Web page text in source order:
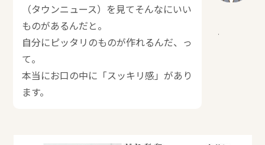
（タウンニュース）を見てそんなにいい
ものがあるんだと。
自分にピッタリのものが作れるんだ、っ
て。
本当にお口の中に「スッキリ感」があり
ます。